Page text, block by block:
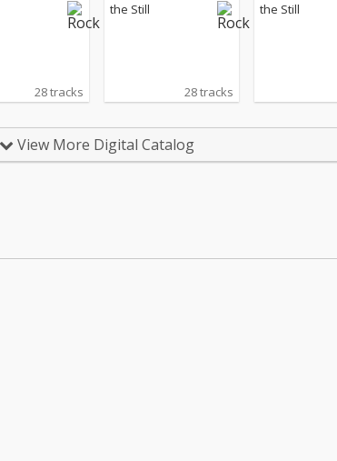
28 tracks
the Still
28 tracks
the Still
View More Digital Catalog